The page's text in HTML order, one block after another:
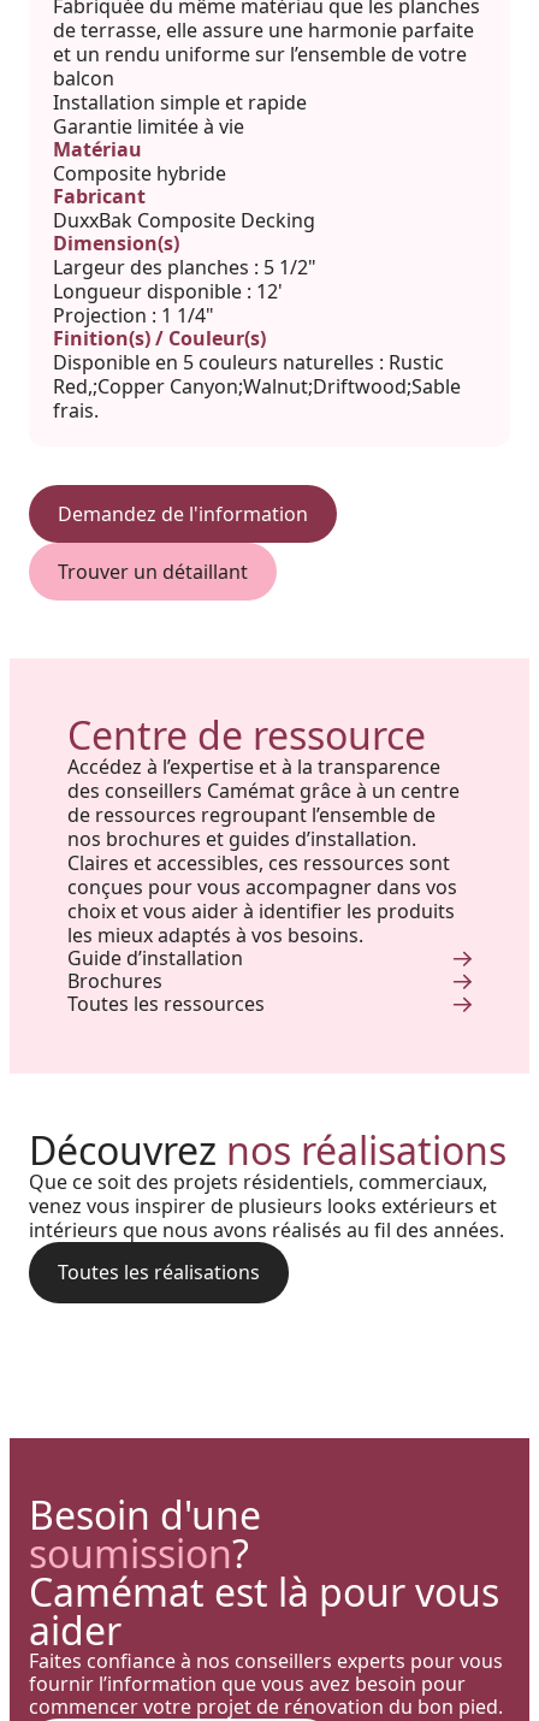
Fabriquée du même matériau que les planches
de terrasse, elle assure une harmonie parfaite
et un rendu uniforme sur l’ensemble de votre
balcon
Installation simple et rapide
Garantie limitée à vie
Matériau
Composite hybride
Fabricant
DuxxBak Composite Decking
Dimension(s)
Largeur des planches : 5 1/2"
Longueur disponible : 12'
Projection : 1 1/4"
Finition(s) / Couleur(s)
Disponible en 5 couleurs naturelles : Rustic
Red,;Copper Canyon;Walnut;Driftwood;Sable
frais.
Demandez de l'information
Trouver un détaillant
Centre de ressource
Accédez à l’expertise et à la transparence
des conseillers Camémat grâce à un centre
de ressources regroupant l’ensemble de
nos brochures et guides d’installation.
Claires et accessibles, ces ressources sont
conçues pour vous accompagner dans vos
choix et vous aider à identifier les produits
les mieux adaptés à vos besoins.
Guide d’installation
Brochures
Toutes les ressources
Découvrez nos réalisations
Que ce soit des projets résidentiels, commerciaux,
venez vous inspirer de plusieurs looks extérieurs et
intérieurs que nous avons réalisés au fil des années.
Toutes les réalisations
Réalisation au Nouveau-
Brunswick : Charme côtier et
durabilité absolue avec nos
rampes et colonnes en PVC
Harmonie, prestige et précision
: quand chaque détail
architectural prend vie grâce à
nos solutions haut de gamme
Cour arrière d’une résidence :
L’alliance du style bois et de la
performance aluminium pour
une terrasse polyvalente
Besoin d'une
soumission?
Camémat est là pour vous
aider
Faites confiance à nos conseillers experts pour vous
fournir l’information que vous avez besoin pour
commencer votre projet de rénovation du bon pied.